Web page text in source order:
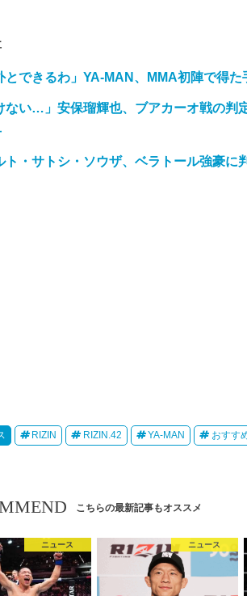
とできるわ」YA-MAN、MMA初陣で得
ない…」安保瑠輝也、ブアカーオ戦の
ト・サトシ・ソウザ、ベラトール強豪
RIZIN RIZIN.42 YA-MAN おすす
こちらの最新記事もオススメ
ニュース ニュース